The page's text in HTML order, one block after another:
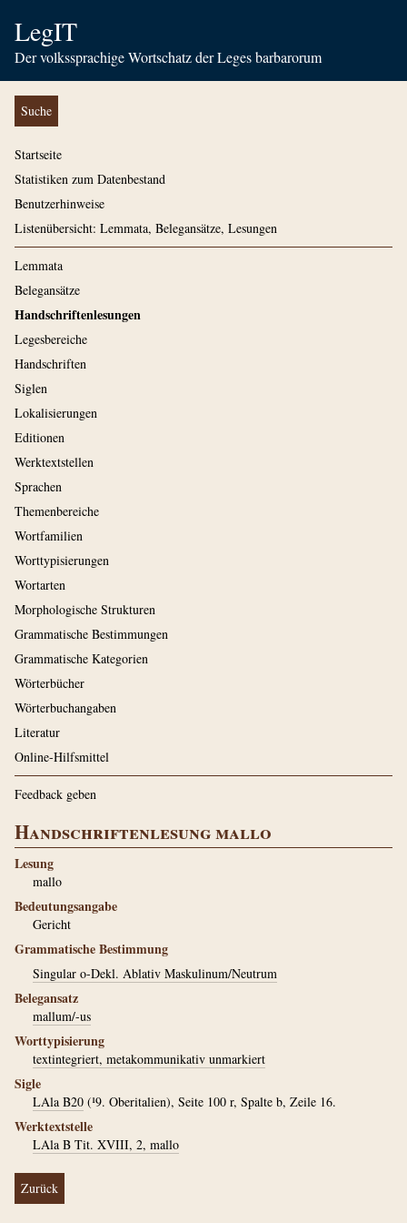
LegIT
Der volkssprachige Wortschatz der Leges barbarorum
Suche
Startseite
Statistiken zum Datenbestand
Benutzerhinweise
Listenübersicht: Lemmata, Belegansätze, Lesungen
Lemmata
Belegansätze
Handschriftenlesungen
Legesbereiche
Handschriften
Siglen
Lokalisierungen
Editionen
Werktextstellen
Sprachen
Themenbereiche
Wortfamilien
Worttypisierungen
Wortarten
Morphologische Strukturen
Grammatische Bestimmungen
Grammatische Kategorien
Wörterbücher
Wörterbuchangaben
Literatur
Online-Hilfsmittel
Feedback geben
Handschriftenlesung mallo
Lesung
mallo
Bedeutungsangabe
Gericht
Grammatische Bestimmung
Singular o-Dekl. Ablativ Maskulinum/Neutrum
Belegansatz
mallum/-us
Worttypisierung
textintegriert, metakommunikativ unmarkiert
Sigle
LAla B20 (¹9. Oberitalien), Seite 100 r, Spalte b, Zeile 16.
Werktextstelle
LAla B Tit. XVIII, 2, mallo
Zurück